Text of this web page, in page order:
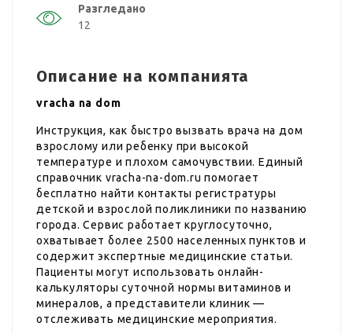
Разгледано
12
Описание на компанията
vracha na dom
Инструкция, как быстро вызвать врача на дом
взрослому или ребенку при высокой
температуре и плохом самочувствии. Единый
справочник vracha-na-dom.ru помогает
бесплатно найти контакты регистратуры
детской и взрослой поликлиники по названию
города. Сервис работает круглосуточно,
охватывает более 2500 населенных пунктов и
содержит экспертные медицинские статьи.
Пациенты могут использовать онлайн-
калькуляторы суточной нормы витаминов и
минералов, а представители клиник —
отслеживать медицинские мероприятия.